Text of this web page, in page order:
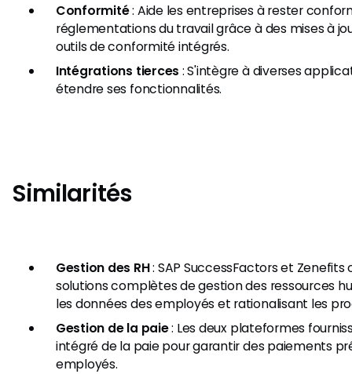
Conformité: Aide les entreprises à rester
réglementations du travail grâce à des mises à
outils de conformité intégrés.
Intégrations tierces : S'intègre à diverses
étendre ses fonctionnalités.
Similarités
Gestion des RH: SAP SuccessFactors et
solutions complètes de gestion des ressources
les données des employés et rationalisant les
Gestion de la paie: Les deux plateformes
intégré de la paie pour garantir des paiements
employés.